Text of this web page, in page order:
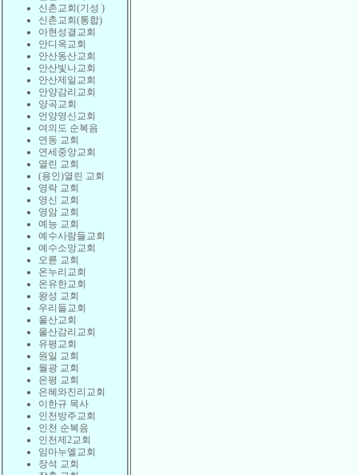
신촌교회(기성 )
신촌교회(통합)
아현성결교회
안디옥교회
안산동산교회
안산빛나교회
안산제일교회
안양감리교회
양곡교회
언양영신교회
여의도 순복음
연동 교회
연세중앙교회
열린 교회
(용인)열린 교회
영락 교회
영신 교회
영암 교회
예능 교회
예수사람들교회
예수소망교회
오륜 교회
온누리교회
온유한교회
왕성 교회
우리들교회
울산교회
울산감리교회
유평교회
원일 교회
월광 교회
은평 교회
은혜와진리교회
이한규 목사
인천방주교회
인천 순복음
인천제2교회
임마누엘교회
장석 교회